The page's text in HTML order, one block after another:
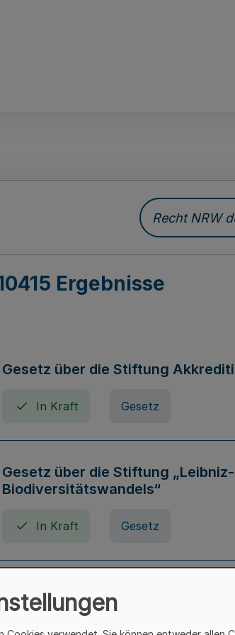
Recht NRW
Ergebnisse
Gesetz über die Stiftung
In Kraft Gesetz
Gesetz über die Stiftung
Biodiversitätswandels“
In Kraft Gesetz
Gesetz über die
(Kunsthochschulgesetz - KunstHG)